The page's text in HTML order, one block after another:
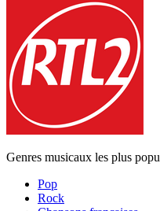
Genres musicaux les plus
Pop
Rock